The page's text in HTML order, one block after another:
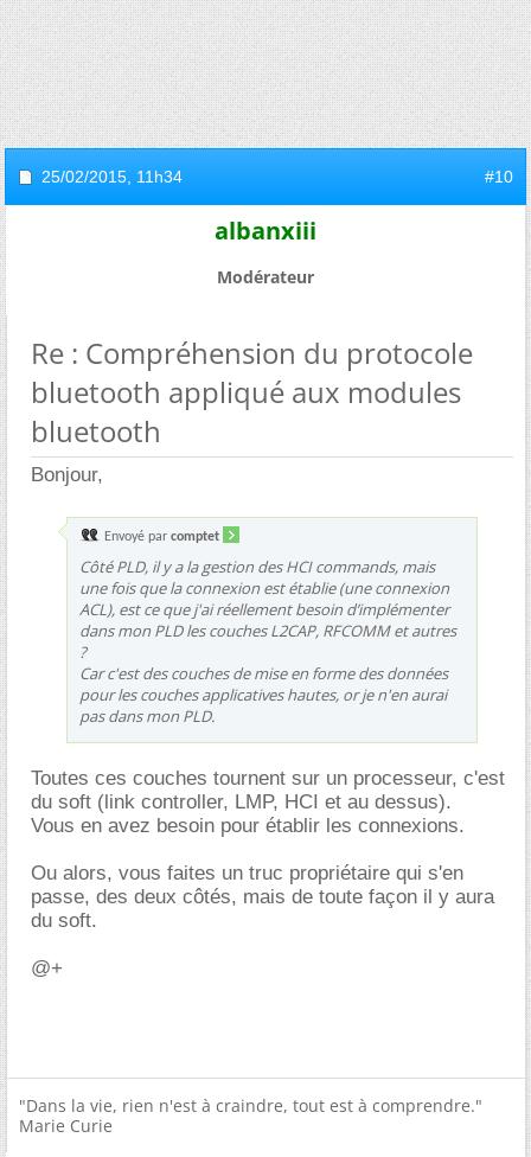
25/02/2015, 11h34 #10
albanxiii
Modérateur
Re : Compréhension du protocole
bluetooth appliqué aux modules
bluetooth
Bonjour,
Envoyé par comptet
Côté PLD, il y a la gestion des HCI commands, mais
une fois que la connexion est établie (une connexion
ACL), est ce que j'ai réellement besoin d’implémenter
dans mon PLD les couches L2CAP, RFCOMM et autres
?
Car c'est des couches de mise en forme des données
pour les couches applicatives hautes, or je n'en aurai
pas dans mon PLD.
Toutes ces couches tournent sur un processeur, c'est
du soft (link controller, LMP, HCI et au dessus).
Vous en avez besoin pour établir les connexions.
Ou alors, vous faites un truc propriétaire qui s'en
passe, des deux côtés, mais de toute façon il y aura
du soft.
@+
"Dans la vie, rien n'est à craindre, tout est à comprendre."
Marie Curie